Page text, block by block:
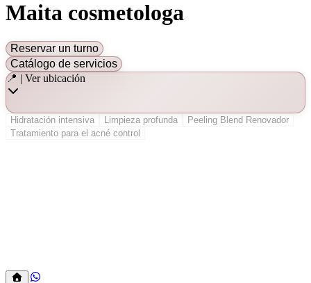
Maita cosmetologa
Reservar un turno
Catálogo de servicios
📍 | Ver ubicación
Hidratación intensiva Limpieza profunda
Peeling Blend Renovador
Tratamiento para el acné control